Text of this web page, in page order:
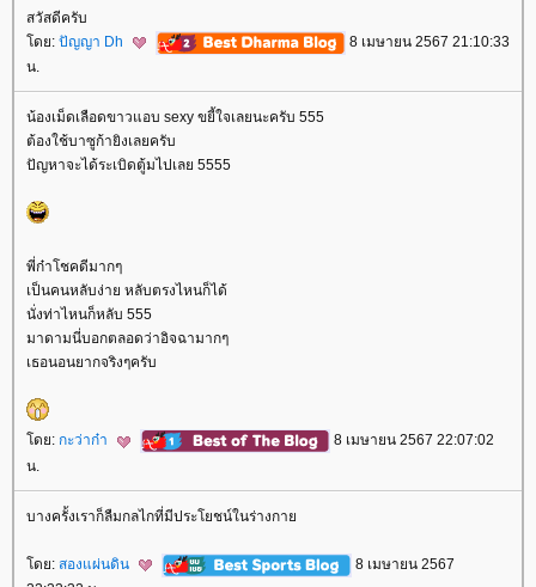
สวัสดีครับ
ดย: ปัญญา Dh
8 เมษายน 2567 21:10:33
น.
น้องเม็ดเลือดขาวแอบ sexy ขยี้ใจเลยนะครับ 555
ต้องใช้บาซูก้ายิงเลยครับ
ปัญหาจะได้ระเบิดตู้มไปเลย 5555
พี่ก๋าโชคดีมากๆ
เป็นคนหลับง่าย หลับตรงไหนก็ได้
นั่งท่าไหนก็หลับ 555
มาดามนี่บอกตลอดว่าอิจฉามากๆ
เธอนอนยากจริงๆครับ
ดย: กะว่าก๋า
8 เมษายน 2567 22:07:02
น.
บางครั้งเราก็ลืมกลไกที่มีประโยชน์ในร่างกา
ดย: สองแผ่นดิน
8 เมษายน 2567